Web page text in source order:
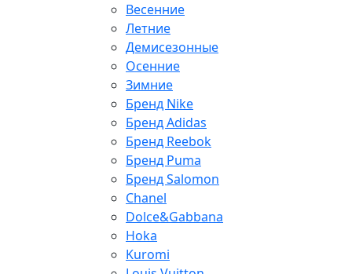
Весенние
Летние
Демисезонные
Осенние
Зимние
Бренд Nike
Бренд Adidas
Бренд Reebok
Бренд Puma
Бренд Salomon
Chanel
Dolce&Gabbana
Hoka
Kuromi